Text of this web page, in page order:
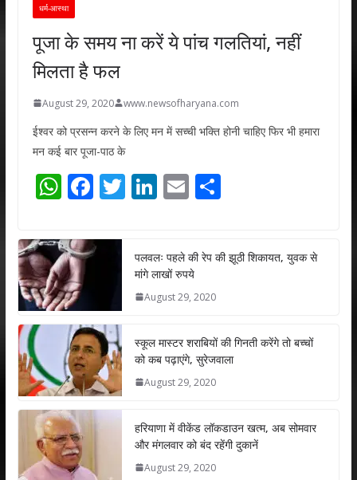
धर्म-आस्था
पूजा के समय ना करें ये पांच गलतियां, नहीं
मिलता है फल
August 29, 2020 www.newsofharyana.com
ईश्वर को प्रसन्न करने के लिए मन में सच्ची भक्ति होनी चाहिए फिर भी हमारा
मन कई बार पूजा-पाठ के
W
at
s
A
p
p
F
e
b
o
k
T
er
Li
e
dI
n
E
l
S
e
पलवलः पहले की रेप की झूठी शिकायत, युवक से
मांगे लाखों रुपये
August 29, 2020
स्कूल मास्टर शराबियों की गिनती करेंगे तो बच्चों
को कब पढ़ाएंगे, सुरेजवाला
August 29, 2020
हरियाणा में वीकेंड लॉकडाउन खत्म, अब सोमवार
और मंगलवार को बंद रहेंगी दुकानें
August 29, 2020